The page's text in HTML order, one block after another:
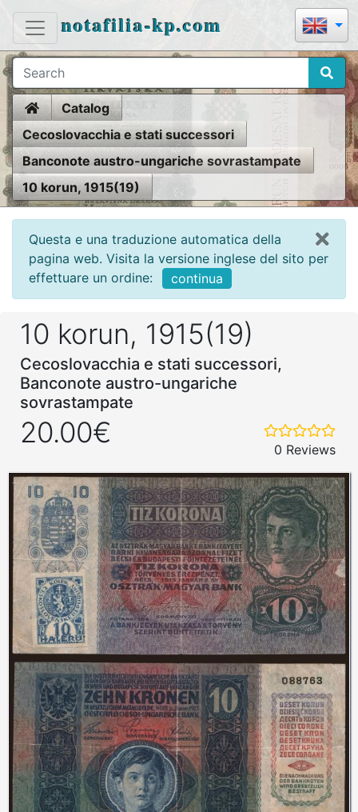
notafilia-kp.com
HomeCatalog
Cecoslovacchia e stati successori
Banconote austro-ungariche sovrastampate
10 korun, 1915(19)
Questa e una traduzione automatica della
pagina web. Visita la versione inglese del sito per
effettuare un ordine:
continua
10 korun, 1915(19)
Cecoslovacchia e stati successori,
Banconote austro-ungariche
sovrastampate
20.00€
0 Reviews